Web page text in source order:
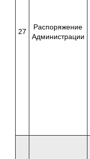
27
Распоряжение
Администрации